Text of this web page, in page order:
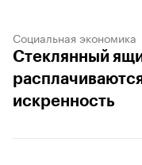
Социальная экономика
Стеклянный
искренность